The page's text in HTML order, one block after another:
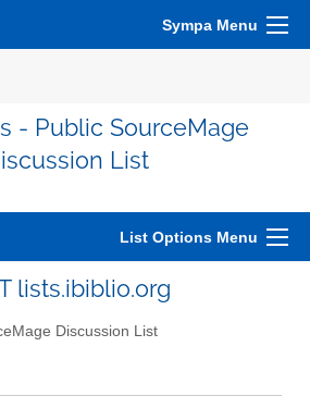
Sympa Menu
- Public SourceMage
List
List Options Menu
lists.ibiblio.org
Discussion List